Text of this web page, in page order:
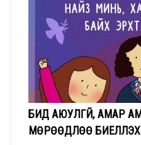
БИД АЮУЛГҮЙ, АМАР
МӨРӨӨДЛӨӨ